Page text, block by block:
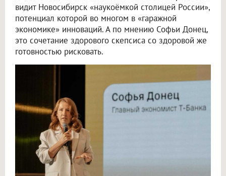
видит Новосибирск «наукоёмкой столицей России»,
потенциал которой во многом в «гаражной
экономике» инноваций. А по мнению Софьи Донец,
это сочетание здорового скепсиса со здоровой же
готовностью рисковать.